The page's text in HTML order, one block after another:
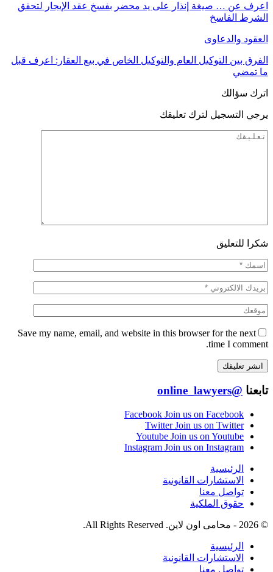
اعرف عن … صيغة إنذار على يد محضر بفسخ عقد الإيجار لتحقق
الشرط الفاسخ
العقود والدعاوى
الفرق بين التوكيل العام والتوكيل الخاص في بيع العقار: اعرف قبل
ما تمضي
اترك سؤالك
يرجي التسجيل لترك تعليقك
شكرا للتعليق
Save my name, email, and website in this browser for the next
time I comment.
تابعنا @online_lawyers
Facebook Join us on Facebook
Twitter Join us on Twitter
Youtube Join us on Youtube
Instagram Join us on Instagram
الرئيسية
الاستشارات القانونية
تواصل معنا
حقوق الملكية
© 2026 - محامى اون لاين. All Rights Reserved.
الرئيسية
الاستشارات القانونية
تواصل معنا